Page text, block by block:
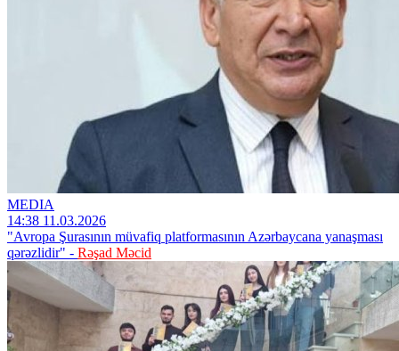
MEDIA
14:38 11.03.2026
"Avropa Şurasının müvafiq platformasının Azərbaycana yanaşması
qərəzlidir" - Rəşad Məcid